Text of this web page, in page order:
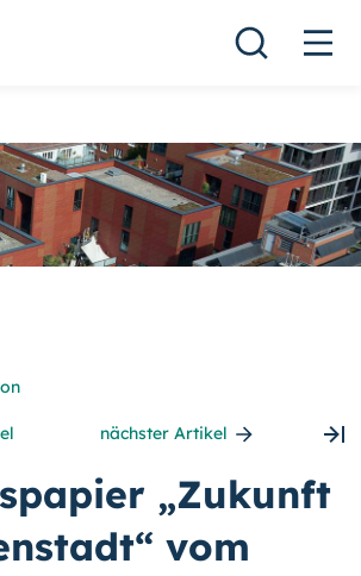
nächster Artikel
„Zukunft
vom